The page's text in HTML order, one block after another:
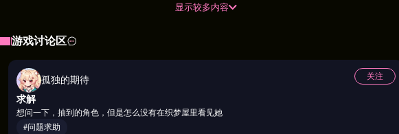
显示较多内容
游戏讨论区
孤独的期待 关注
求解
想问一下，抽到的角色，但是怎么没有在织梦屋里看见她
#问题求助